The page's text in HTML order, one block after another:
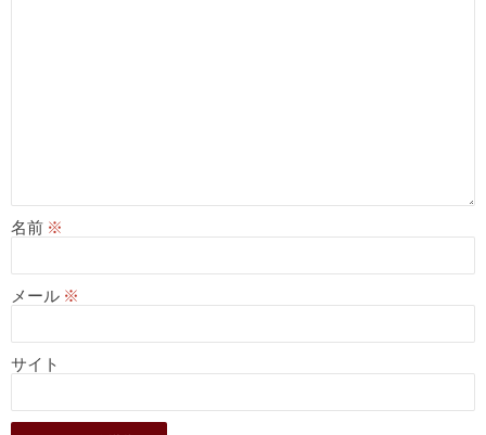
名前 ※
メール ※
サイト